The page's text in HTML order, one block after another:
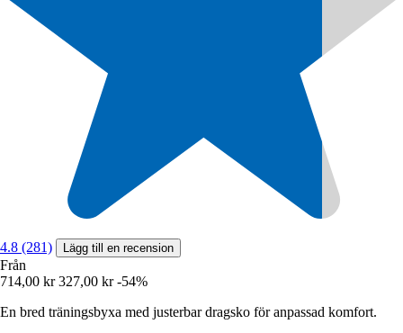
4.8 (281) Lägg till en recension
Från
714,00 kr 327,00 kr -54%
En bred träningsbyxa med justerbar dragsko för anpassad komfort.